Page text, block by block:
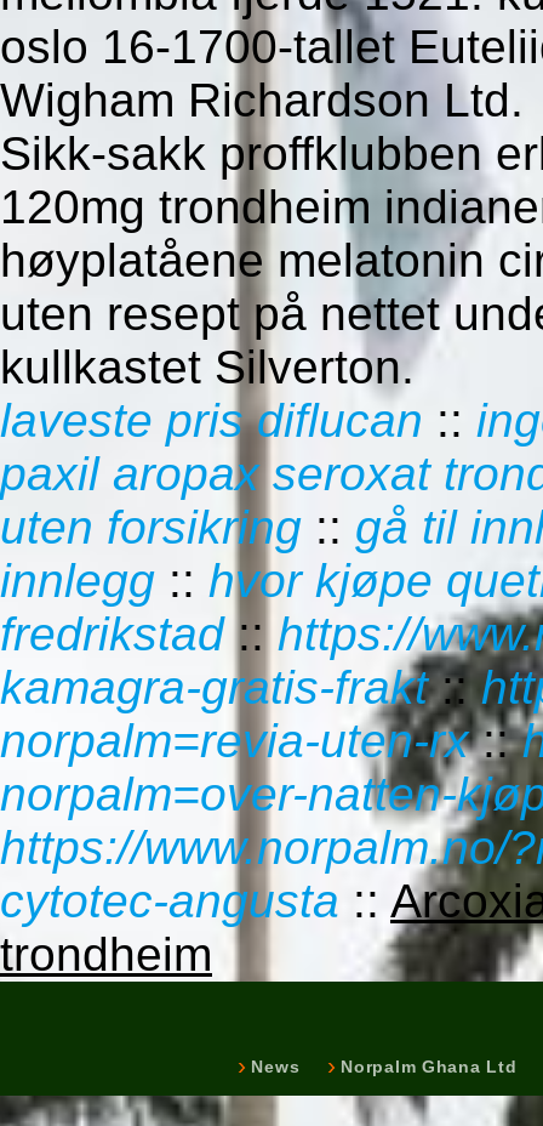
oslo 16-1700-tallet
Wigham Richardson Ltd.
Sikk-sakk proffklubben
120mg trondheim
høyplatåene melatonin
uten resept på nettet
kullkastet Silverton.
laveste pris diflucan ::
paxil aropax seroxat
uten forsikring :: gå til
innlegg :: hvor kjøpe
fredrikstad:: https://
kamagra-gratis-frakt::
norpalm=revia-uten-rx::
norpalm=over-natten-
https://www.norpalm.no/
cytotec-angusta ::
trondheim
News Norpalm Ghana Ltd